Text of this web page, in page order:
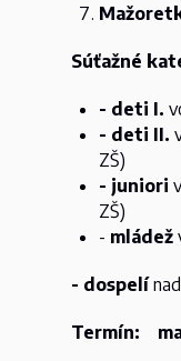
Súťažné
- deti I.
- deti II.
ZŠ)
- juniori
ZŠ)
- mládež
- dospelí
Termín: